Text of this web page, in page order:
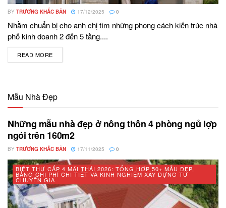
BY TRƯƠNG KHẮC BẢN 17/12/2025 0
Nhằm chuẩn bị cho anh chị tìm những phong cách kiến trúc nhà
phố kinh doanh 2 đến 5 tầng....
READ MORE
Mẫu Nhà Đẹp
Những mẫu nhà đẹp ở nông thôn 4 phòng ngủ lợp
ngói trên 160m2
BY TRƯƠNG KHẮC BẢN 17/11/2025 0
BIỆT THỰ CẤP 4 MÁI THÁI 2026: TỔNG HỢP 50+ MẪU ĐẸP,
BẢNG CHI PHÍ CHI TIẾT VÀ KINH NGHIỆM XÂY DỰNG TỪ
CHUYÊN GIA